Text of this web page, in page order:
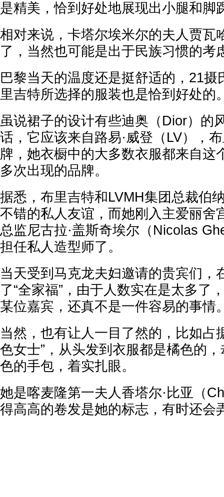
是精美，恰到好处地展现出小腿和脚
相对来说，卡塔尔埃米尔的夫人贾瓦
了，当然也可能是出于民族习惯的考
巴黎当天的温度还是挺舒适的，21摄
里吉特所选择的服装也是恰到好处的
虽说裙子的设计有些迪奥（Dior）的
话，它应该来自路易·威登（LV），
牌，她衣橱中的大多数衣服都来自这
多次出现的品牌。
据悉，布里吉特和LVMH集团总裁伯
不错的私人友谊，而她刚入主爱丽舍
总监尼古拉·盖斯奇埃尔（Nicolas
担任私人造型师了。
当天受到马克龙夫妇邀请的贵宾们，
了“全家福”，由于人数实在是太多了
某位嘉宾，还真不是一件容易的事情
当然，也有让人一目了然的，比如占
色女士”，从头发到衣服都是橘色的
色的手包，着实扎眼。
她是喀麦隆第一夫人香塔尔·比亚（
得高高的卷发是她的标志，有时还会